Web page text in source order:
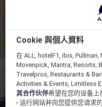
Cookie 與個人資料
在 ALL, hotelF1, ibis,
Movenpick, Mantra, Resorts,
Travelpros, Restaurants &
Activities & Events, Limitless
其合作伙伴希望在您的设备上
- 运行网站并向您提供您请求